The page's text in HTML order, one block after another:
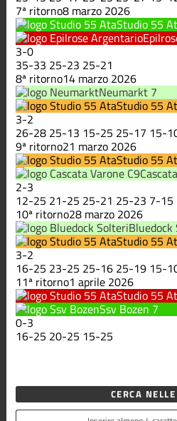
7ª ritorno8 marzo 2026
Studio 55
3-0
35-33 25-23 25-21
8ª ritorno14 marzo 2026
Neumarkt 7
Studio 55
3-2
26-28 25-13 15-25 25-17 15-
9ª ritorno21 marzo 2026
Studio 55
2-3
12-25 21-25 25-21 25-23 7-15
10ª ritorno28 marzo 2026
Studio 55
3-2
16-25 23-25 25-16 25-19 15-
11ª ritorno1 aprile 2026
Studio 55
Ssv Bozen 7
0-3
16-25 20-25 15-25
CERCA